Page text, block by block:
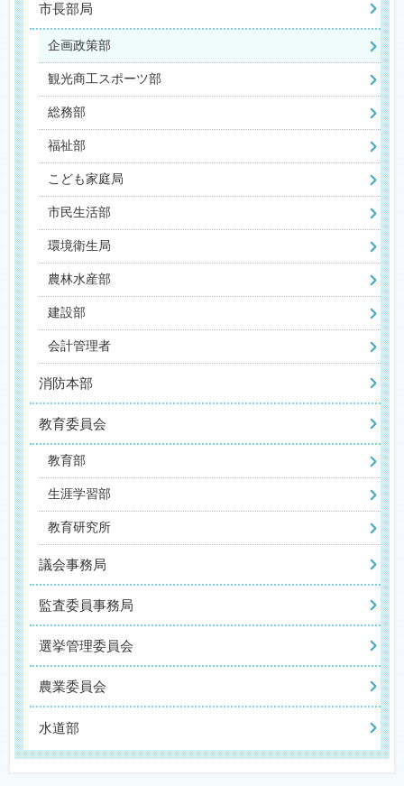
市長部局
企画政策部
観光商工スポーツ部
総務部
福祉部
こども家庭局
市民生活部
環境衛生局
農林水産部
建設部
会計管理者
消防本部
教育委員会
教育部
生涯学習部
教育研究所
議会事務局
監査委員事務局
選挙管理委員会
農業委員会
水道部